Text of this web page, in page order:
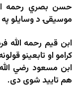
حسن بصري رحمه
موسیقۍ د وسایلو
ابن قيم رحمه
کرامو او تابعینو
ابن مسعود رضي
هم تاييد شوی دی.